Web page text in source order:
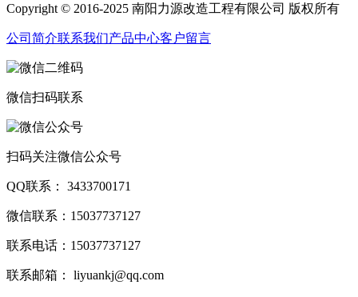
Copyright © 2016-2025 南阳力源改造工程有限公司 版权所有
公司简介联系我们产品中心客户留言
微信扫码联系
扫码关注微信公众号
QQ联系： 3433700171
微信联系：15037737127
联系电话：15037737127
联系邮箱： liyuankj@qq.com